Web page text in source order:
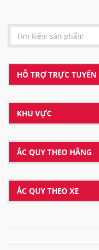
HỖ TRỢ TRỰC TUYẾN
KHU VỰC
ẮC QUY THEO HÃNG
ẮC QUY THEO XE